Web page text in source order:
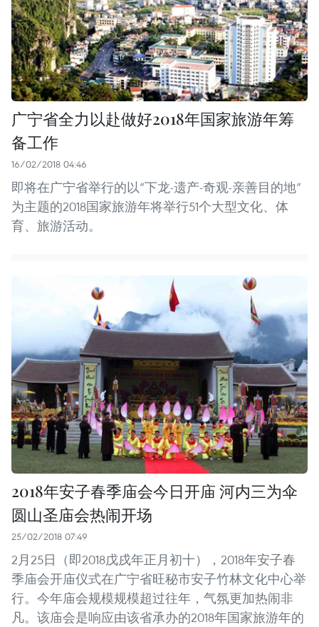
广宁省全力以赴做好2018年国家旅游年筹
备工作
16/02/2018 04:46
即将在广宁省举行的以“下龙-遗产-奇观-亲善目的地”
为主题的2018国家旅游年将举行51个大型文化、体
育、旅游活动。
2018年安子春季庙会今日开庙 河内三为伞
圆山圣庙会热闹开场
25/02/2018 07:49
2月25日（即2018戊戌年正月初十），2018年安子春
季庙会开庙仪式在广宁省旺秘市安子竹林文化中心举
行。今年庙会规模规模超过往年，气氛更加热闹非
凡。该庙会是响应由该省承办的2018年国家旅游年的